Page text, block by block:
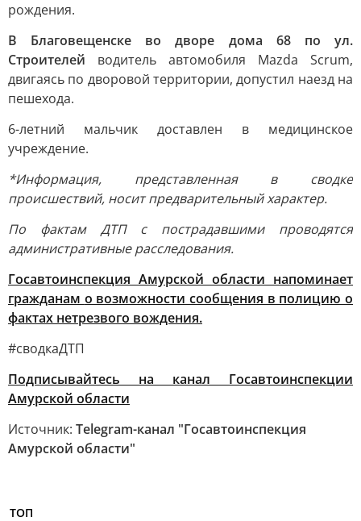
рождения.
В Благовещенске во дворе дома 68 по ул.
Строителей водитель автомобиля Mazda Scrum,
двигаясь по дворовой территории, допустил наезд на
пешехода.
6-летний мальчик доставлен в медицинское
учреждение.
*Информация, представленная в сводке
происшествий, носит предварительный характер.
По фактам ДТП с пострадавшими проводятся
административные расследования.
Госавтоинспекция Амурской области напоминает
гражданам о возможности сообщения в полицию о
фактах нетрезвого вождения.
#сводкаДТП
Подписывайтесь на канал Госавтоинспекции
Амурской области
Источник: Telegram-канал "Госавтоинспекция
Амурской области"
ТОП